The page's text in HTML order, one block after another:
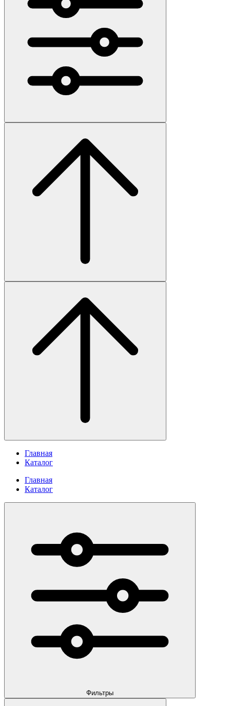
Главная
Каталог
Главная
Каталог
Фильтры